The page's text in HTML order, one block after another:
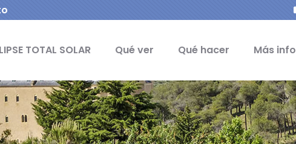
TOTAL SOLAR Qué ver Qué hacer Más